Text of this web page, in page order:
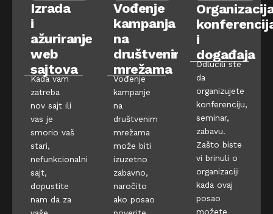
Izrada
i
ažuriranje
web
sajtova
Kada vam
zatreba
nov sajt ili
vas je
smorio vaš
stari,
nefunkcionalni
sajt,
dopustite
nam da za
Vođenje
kampanja
na
društvenim
mrežama
Vođenje
kampanje
na
društvenim
mrežama
može biti
izuzetno
zabavno,
naročito
ako posao
i
događaja
Odlučili ste
da
organizujete
konferenciju,
seminar,
zabavu.
Zašto biste
vi brinuli o
organizaciji
kada ovaj
posao
možete